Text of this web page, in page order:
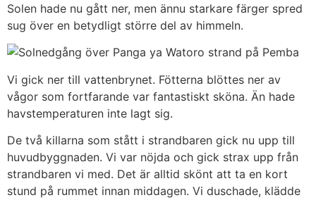
Solen hade nu gått ner, men ännu starkare färger spred
sug över en betydligt större del av himmeln.
Vi gick ner till vattenbrynet. Fötterna blöttes ner av
vågor som fortfarande var fantastiskt sköna. Än hade
havstemperaturen inte lagt sig.
De två killarna som stått i strandbaren gick nu upp till
huvudbyggnaden. Vi var nöjda och gick strax upp från
strandbaren vi med. Det är alltid skönt att ta en kort
stund på rummet innan middagen. Vi duschade, klädde